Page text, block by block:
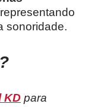
sonoridade.
KD para